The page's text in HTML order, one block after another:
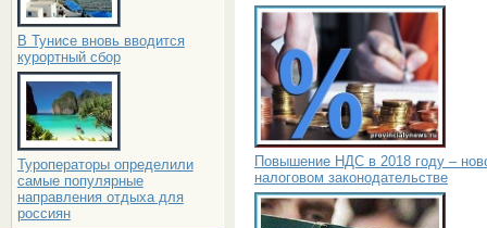
В Тунисе вновь вводится
курортный сбор
Туроператоры определили
самые популярные
направления отдыха для
россиян
Повышение НДС в 2018 году –
налоговом законодательстве